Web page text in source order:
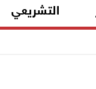
التشريعي